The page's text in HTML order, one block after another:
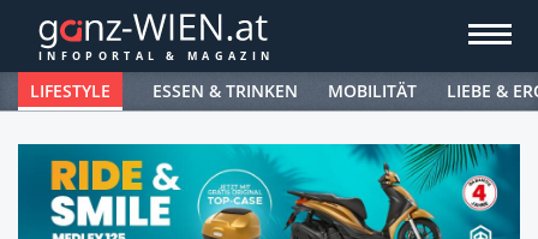
LIFESTYLE ESSEN & TRINKEN MOBILITÄT LIEBE &